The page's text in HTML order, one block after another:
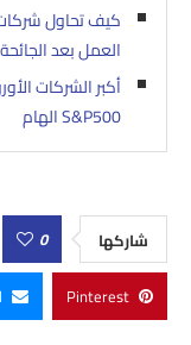
كيف تحاول شركات
العمل بعد الجائحة
أكبر الشركات
S&P500 الهام
شاركها 0
Pinterest